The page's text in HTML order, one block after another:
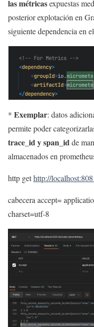
las métricasexpuestas
posterior explotación en
siguiente dependencia en
* Exemplar: datos
permite poder
trace_id y span_idde
almacenados en
http gethttp://
cabecera accept=
charset=utf-8